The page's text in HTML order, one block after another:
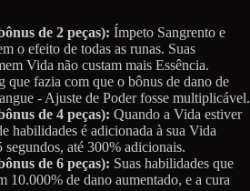
de 2 peças): Ímpeto Sangrento e
o efeito de todas as runas. Suas
Vida não custam mais Essência.
que fazia com que o bônus de dano de
- Ajuste de Poder fosse multiplicável.
de 4 peças): Quando a Vida estiver
habilidades é adicionada à sua Vida
até 300% adicionais.
de 6 peças): Suas habilidades que
10.000% de dano aumentado, e a cura